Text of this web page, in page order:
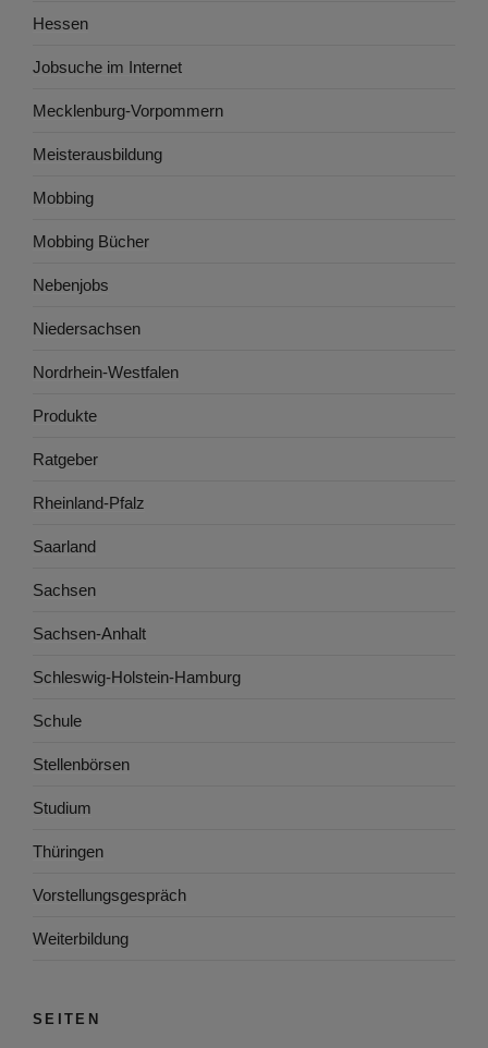
Hessen
Jobsuche im Internet
Mecklenburg-Vorpommern
Meisterausbildung
Mobbing
Mobbing Bücher
Nebenjobs
Niedersachsen
Nordrhein-Westfalen
Produkte
Ratgeber
Rheinland-Pfalz
Saarland
Sachsen
Sachsen-Anhalt
Schleswig-Holstein-Hamburg
Schule
Stellenbörsen
Studium
Thüringen
Vorstellungsgespräch
Weiterbildung
SEITEN